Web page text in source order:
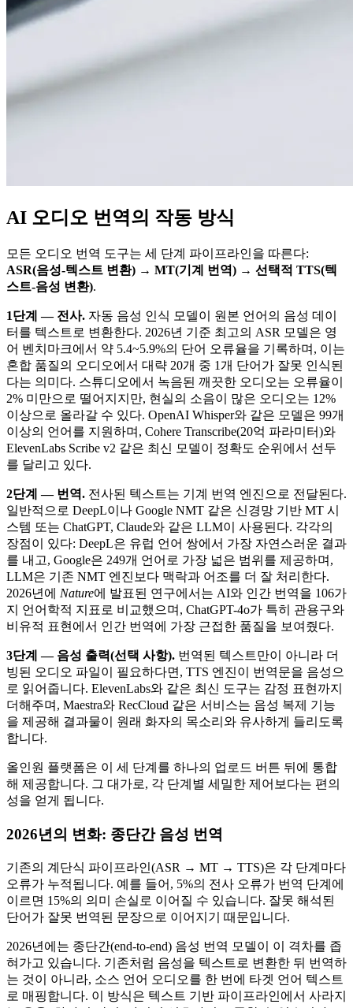
AI 오디오 번역의 작동 방식
모든 오디오 번역 도구는 세 단계 파이프라인을 따른다:
ASR(음성-텍스트 변환) → MT(기계 번역) → 선택적 TTS(텍
스트-음성 변환).
1단계 — 전사. 자동 음성 인식 모델이 원본 언어의 음성 데이
터를 텍스트로 변환한다. 2026년 기준 최고의 ASR 모델은 영
어 벤치마크에서 약 5.4~5.9%의 단어 오류율을 기록하며, 이는
혼합 품질의 오디오에서 대략 20개 중 1개 단어가 잘못 인식된
다는 의미다. 스튜디오에서 녹음된 깨끗한 오디오는 오류율이
2% 미만으로 떨어지지만, 현실의 소음이 많은 오디오는 12%
이상으로 올라갈 수 있다. OpenAI Whisper와 같은 모델은 99개
이상의 언어를 지원하며, Cohere Transcribe(20억 파라미터)와
ElevenLabs Scribe v2 같은 최신 모델이 정확도 순위에서 선두
를 달리고 있다.
2단계 — 번역. 전사된 텍스트는 기계 번역 엔진으로 전달된다.
일반적으로 DeepL이나 Google NMT 같은 신경망 기반 MT 시
스템 또는 ChatGPT, Claude와 같은 LLM이 사용된다. 각각의
장점이 있다: DeepL은 유럽 언어 쌍에서 가장 자연스러운 결과
를 내고, Google은 249개 언어로 가장 넓은 범위를 제공하며,
LLM은 기존 NMT 엔진보다 맥락과 어조를 더 잘 처리한다.
2026년에 Nature에 발표된 연구에서는 AI와 인간 번역을 106가
지 언어학적 지표로 비교했으며, ChatGPT-4o가 특히 관용구와
비유적 표현에서 인간 번역에 가장 근접한 품질을 보여줬다.
3단계 — 음성 출력(선택 사항). 번역된 텍스트만이 아니라 더
빙된 오디오 파일이 필요하다면, TTS 엔진이 번역문을 음성으
로 읽어줍니다. ElevenLabs와 같은 최신 도구는 감정 표현까지
더해주며, Maestra와 RecCloud 같은 서비스는 음성 복제 기능
을 제공해 결과물이 원래 화자의 목소리와 유사하게 들리도록
합니다.
올인원 플랫폼은 이 세 단계를 하나의 업로드 버튼 뒤에 통합
해 제공합니다. 그 대가로, 각 단계별 세밀한 제어보다는 편의
성을 얻게 됩니다.
2026년의 변화: 종단간 음성 번역
기존의 계단식 파이프라인(ASR → MT → TTS)은 각 단계마다
오류가 누적됩니다. 예를 들어, 5%의 전사 오류가 번역 단계에
이르면 15%의 의미 손실로 이어질 수 있습니다. 잘못 해석된
단어가 잘못 번역된 문장으로 이어지기 때문입니다.
2026년에는 종단간(end-to-end) 음성 번역 모델이 이 격차를 좁
혀가고 있습니다. 기존처럼 음성을 텍스트로 변환한 뒤 번역하
는 것이 아니라, 소스 언어 오디오를 한 번에 타겟 언어 텍스트
로 매핑합니다. 이 방식은 텍스트 기반 파이프라인에서 사라지